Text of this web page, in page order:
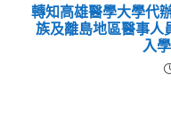
轉知高雄醫學大學代
族及離島地區醫事人
入